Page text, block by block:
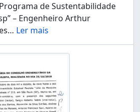
de Sustentabilidade
– Engenheiro Arthur
… Ler mais